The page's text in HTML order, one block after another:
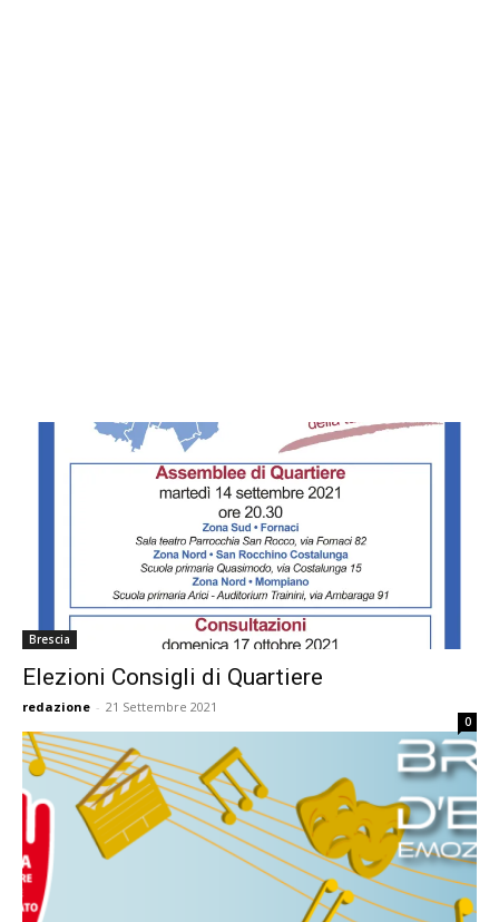
Brescia
Elezioni Consigli di Quartiere
redazione - 21 Settembre 2021
0